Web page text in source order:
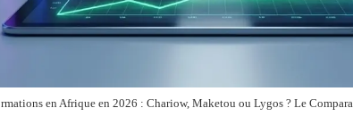
en Afrique en 2026 : Chariow, Maketou ou Lygos ? Le